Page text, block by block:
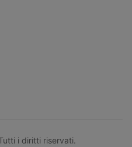
i diritti riservati.